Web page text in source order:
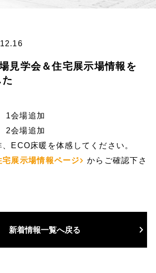
見学会＆住宅展示場情報を
場追加
場追加
ECO床暖を体感してください。
展示場情報ページ
からご確認下さ
新着情報一覧へ戻る